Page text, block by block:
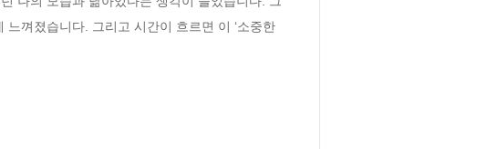
껴졌습니다. 그리고 시간이 흐르면 이 ‘소중한